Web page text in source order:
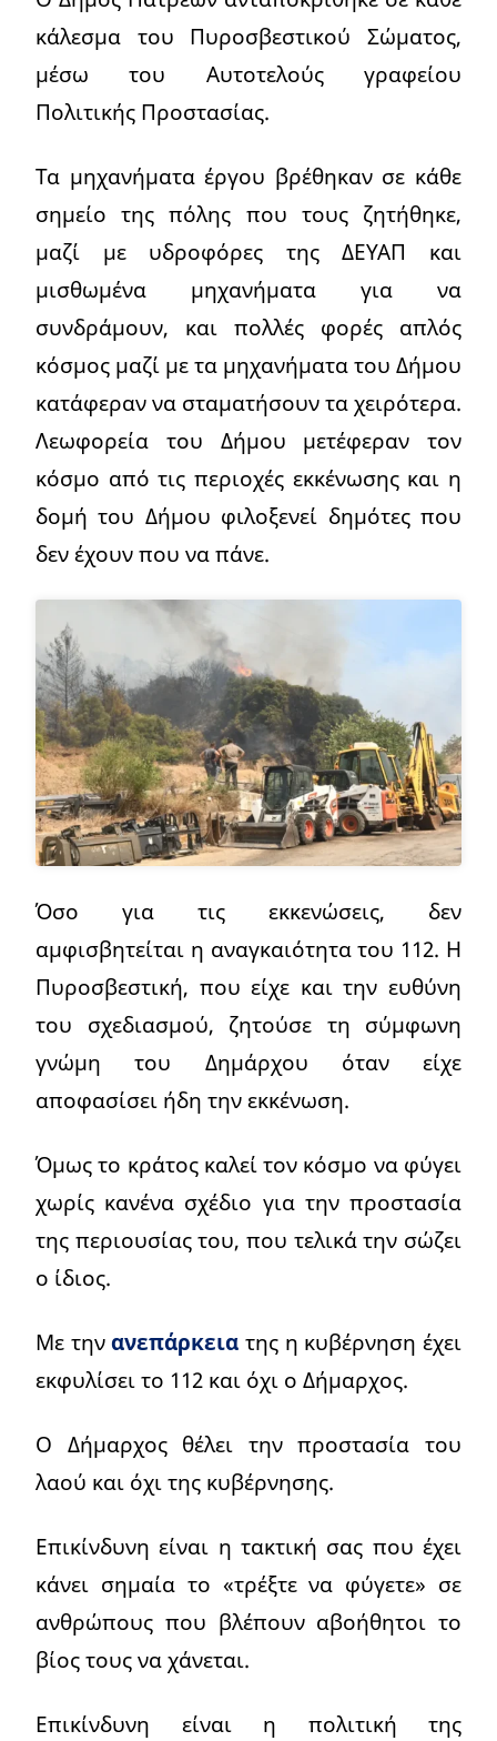
κάλεσμα του Πυροσβεστικού Σώματος,
μέσω του Αυτοτελούς γραφείου
Πολιτικής Προστασίας.
Τα μηχανήματα έργου βρέθηκαν σε κάθε
σημείο της πόλης που τους ζητήθηκε,
μαζί με υδροφόρες της ΔΕΥΑΠ και
μισθωμένα μηχανήματα για να
συνδράμουν, και πολλές φορές απλός
κόσμος μαζί με τα μηχανήματα του Δήμου
κατάφεραν να σταματήσουν τα χειρότερα.
Λεωφορεία του Δήμου μετέφεραν τον
κόσμο από τις περιοχές εκκένωσης και η
δομή του Δήμου φιλοξενεί δημότες που
δεν έχουν που να πάνε.
Όσο για τις εκκενώσεις, δεν
αμφισβητείται η αναγκαιότητα του 112. Η
Πυροσβεστική, που είχε και την ευθύνη
του σχεδιασμού, ζητούσε τη σύμφωνη
γνώμη του Δημάρχου όταν είχε
αποφασίσει ήδη την εκκένωση.
Όμως το κράτος καλεί τον κόσμο να φύγει
χωρίς κανένα σχέδιο για την προστασία
της περιουσίας του, που τελικά την σώζει
ο ίδιος.
Με τηνανεπάρκεια της η κυβέρνηση έχει
εκφυλίσει το 112 και όχι ο Δήμαρχος.
Ο Δήμαρχος θέλει την προστασία του
λαού και όχι της κυβέρνησης.
Επικίνδυνη είναι η τακτική σας που έχει
κάνει σημαία το «τρέξτε να φύγετε» σε
ανθρώπους που βλέπουν αβοήθητοι το
βίος τους να χάνεται.
Επικίνδυνη είναι η πολιτική της